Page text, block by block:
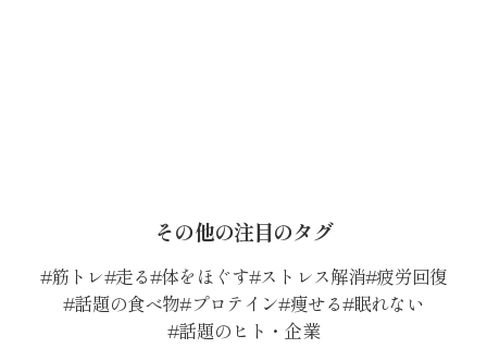
その他の注目のタグ
筋トレ 走る 体をほぐす ストレス解消 疲労回復
話題の食べ物 プロテイン 痩せる 眠れない
話題のヒト・企業